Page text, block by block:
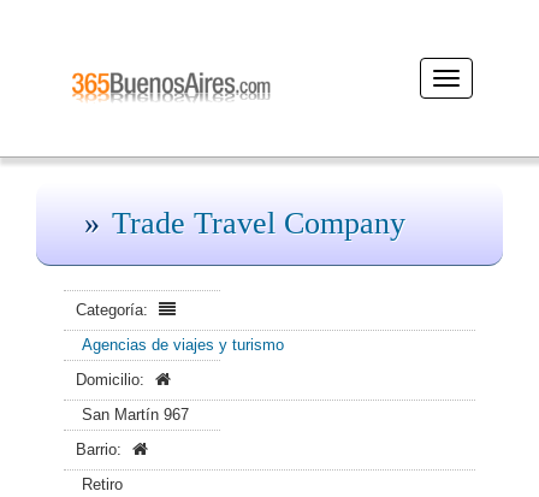
Desplegar
navegación
Trade Travel Company
Categoría:
Agencias de viajes y turismo
Domicilio:
San Martín 967
Barrio:
Retiro